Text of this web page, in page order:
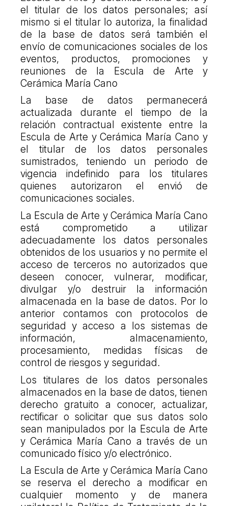
el titular de los datos personales; así
mismo si el titular lo autoriza, la finalidad
de la base de datos será también el
envío de comunicaciones sociales de los
eventos, productos, promociones y
reuniones de la Escula de Arte y
Cerámica María Cano
La base de datos permanecerá
actualizada durante el tiempo de la
relación contractual existente entre la
Escula de Arte y Cerámica María Cano y
el titular de los datos personales
sumistrados, teniendo un periodo de
vigencia indefinido para los titulares
quienes autorizaron el envió de
comunicaciones sociales.
La Escula de Arte y Cerámica María Cano
está comprometido a utilizar
adecuadamente los datos personales
obtenidos de los usuarios y no permite el
acceso de terceros no autorizados que
deseen conocer, vulnerar, modificar,
divulgar y/o destruir la información
almacenada en la base de datos. Por lo
anterior contamos con protocolos de
seguridad y acceso a los sistemas de
información, almacenamiento,
procesamiento, medidas físicas de
control de riesgos y seguridad.
Los titulares de los datos personales
almacenados en la base de datos, tienen
derecho gratuito a conocer, actualizar,
rectificar o solicitar que sus datos solo
sean manipulados por la Escula de Arte
y Cerámica María Cano a través de un
comunicado físico y/o electrónico.
La Escula de Arte y Cerámica María Cano
se reserva el derecho a modificar en
cualquier momento y de manera